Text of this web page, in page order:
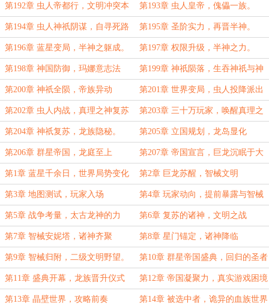
怂 获。
第192章 虫人帝都行，文明冲突本
质
第193章 虫人皇帝，傀儡一族。
第194章 虫人神祇阴谋，自寻死路 第195章 圣阶实力，再晋半神。
第196章 蓝星变局，半神之躯成。 第197章 权限升级，半神之力。
第198章 神国防御，玛娜意志法
则。
第199章 神祇陨落，生吞神祇与神
国
第200章 神祇全陨，帝族异动 第201章 世界变局，虫人投降派出
现。
第202章 虫人内战，真理之神复苏
在即
第203章 三十万玩家，唤醒真理之
神
第204章 神祇复苏，龙族隐秘。 第205章 立国规划，龙岛显化
第206章 群星帝国，龙庭至上 第207章 帝国宣言，巨龙沉眠于大
日
第1章 蓝星千余日，世界局势变化 第2章 巨龙苏醒，智械文明
第3章 地图测试，玩家入场 第4章 玩家动向，提前暴露与智械
准备
第5章 战争考量，太古龙神的力
量。
第6章 复苏的诸神，文明之战
第7章 智械安妮塔，诸神齐聚 第8章 星门锚定，诸神降临
第9章 智械归附，二级文明野望。 第10章 群星帝国盛典，回归的圣者
第11章 盛典开幕，龙族晋升仪式 第12章 帝国凝聚力，真实游戏困境
第13章 晶壁世界，攻略前奏 第14章 被选中者，诡异的血族世界